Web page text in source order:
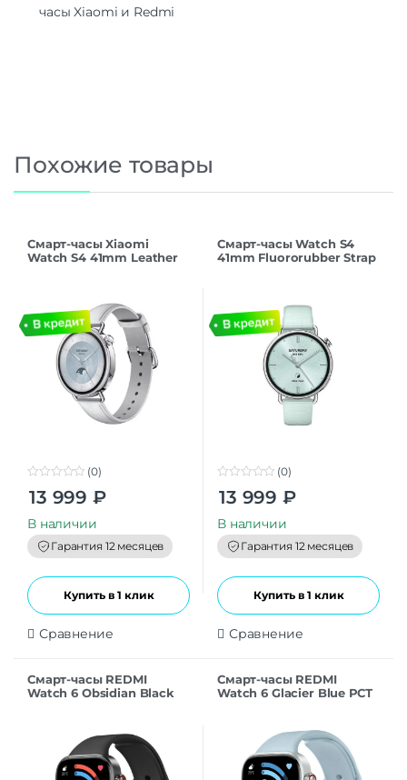
часы Xiaomi и Redmi
Похожие товары
Смарт-часы Xiaomi
Watch S4 41mm Leather
t
o
f
5
(0)
13 999 ₽
В наличии
Гарантия 12 месяцев
Купить в 1 клик
Сравнение
Смарт-часы Watch S4
41mm Fluororubber Strap
t
o
f
5
(0)
13 999 ₽
В наличии
Гарантия 12 месяцев
Купить в 1 клик
Сравнение
Смарт-часы REDMI
Watch 6 Obsidian Black
Смарт-часы REDMI
Watch 6 Glacier Blue РСТ